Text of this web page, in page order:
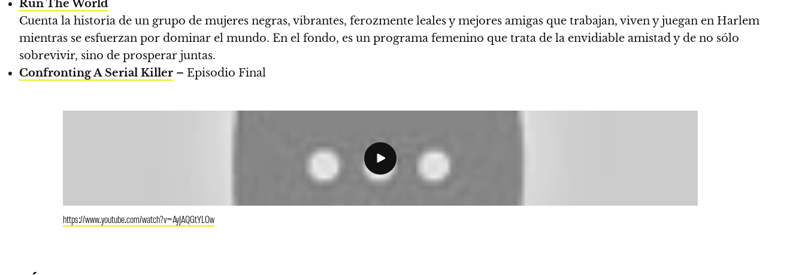
Run The World
Cuenta la historia de un grupo de mujeres negras, vibrantes, ferozmente leales y mejores amigas que trabajan, viven y juegan en Harlem
mientras se esfuerzan por dominar el mundo. En el fondo, es un programa femenino que trata de la envidiable amistad y de no sólo
sobrevivir, sino de prosperar juntas.
Confronting A Serial Killer – Episodio Final
https://www.youtube.com/watch?v=AyJAQGtYLOw